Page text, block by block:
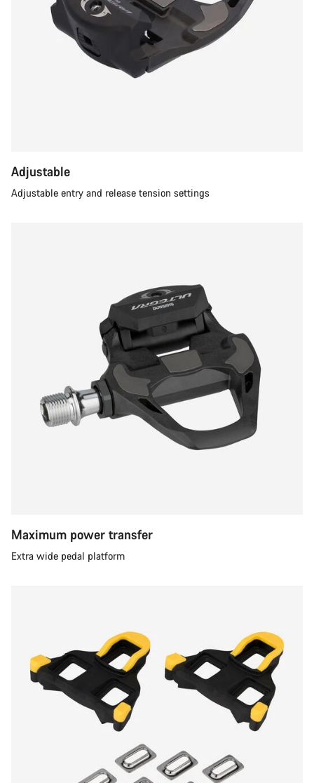
Adjustable
Adjustable entry and release tension settings
Maximum power transfer
Extra wide pedal platform